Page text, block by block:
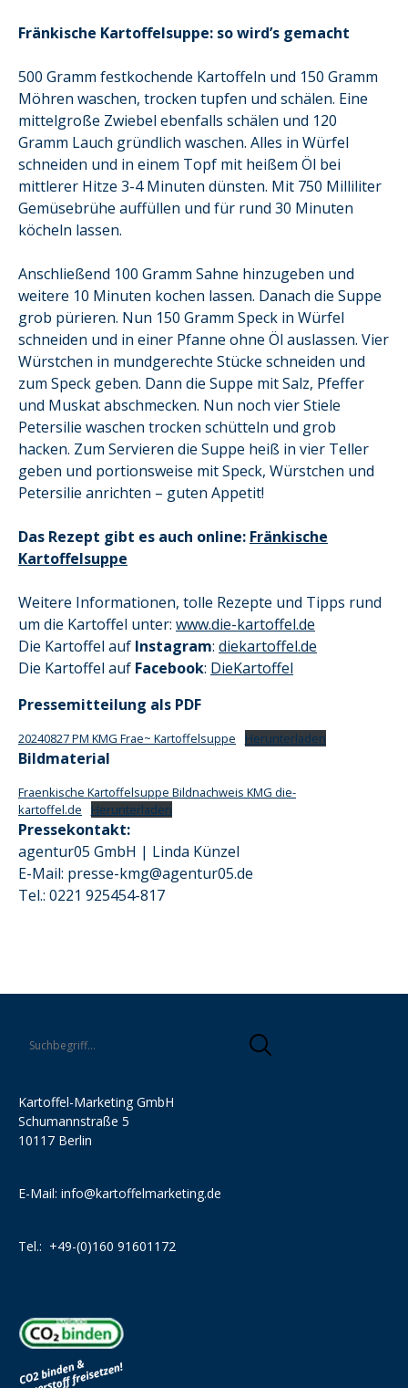
Fränkische Kartoffelsuppe: so wird’s gemacht
500 Gramm festkochende Kartoffeln und 150 Gramm
Möhren waschen, trocken tupfen und schälen. Eine
mittelgroße Zwiebel ebenfalls schälen und 120
Gramm Lauch gründlich waschen. Alles in Würfel
schneiden und in einem Topf mit heißem Öl bei
mittlerer Hitze 3-4 Minuten dünsten. Mit 750 Milliliter
Gemüsebrühe auffüllen und für rund 30 Minuten
köcheln lassen.
Anschließend 100 Gramm Sahne hinzugeben und
weitere 10 Minuten kochen lassen. Danach die Suppe
grob pürieren. Nun 150 Gramm Speck in Würfel
schneiden und in einer Pfanne ohne Öl auslassen. Vier
Würstchen in mundgerechte Stücke schneiden und
zum Speck geben. Dann die Suppe mit Salz, Pfeffer
und Muskat abschmecken. Nun noch vier Stiele
Petersilie waschen trocken schütteln und grob
hacken. Zum Servieren die Suppe heiß in vier Teller
geben und portionsweise mit Speck, Würstchen und
Petersilie anrichten – guten Appetit!
Das Rezept gibt es auch online: Fränkische
Kartoffelsuppe
Weitere Informationen, tolle Rezepte und Tipps rund
um die Kartoffel unter: www.die-kartoffel.de
Die Kartoffel auf Instagram: diekartoffel.de
Die Kartoffel auf Facebook: DieKartoffel
Pressemitteilung als PDF
20240827 PM KMG Frae~ Kartoffelsuppe Herunterladen
Bildmaterial
Fraenkische Kartoffelsuppe Bildnachweis KMG die-
kartoffel.de
Herunterladen
Pressekontakt:
agentur05 GmbH | Linda Künzel
E-Mail: presse-kmg@agentur05.de
Tel.: 0221 925454-817
Kartoffel-Marketing GmbH
Schumannstraße 5
10117 Berlin
E-Mail: info@kartoffelmarketing.de
Tel.: +49-(0)160 91601172